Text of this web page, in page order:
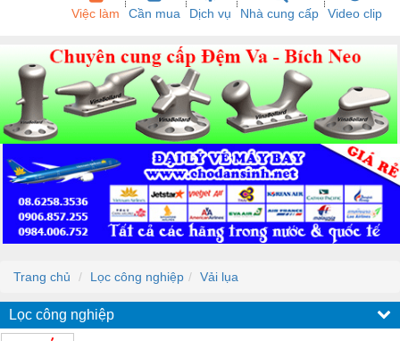
Việc làm Cần mua Dịch vụ Nhà cung cấp Video clip
Trang chủ Lọc công nghiệp Vải lụa
Lọc công nghiệp